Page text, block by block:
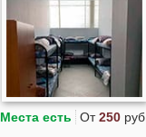
Места есть От250руб.